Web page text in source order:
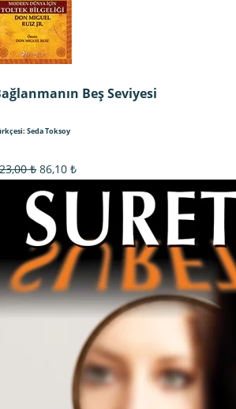
Beş Seviyesi
Seda Toksoy
₺ Orijinal
fiyat:
123,00 ₺.
86,10₺Şu
andaki
fiyat:
86,10 ₺.